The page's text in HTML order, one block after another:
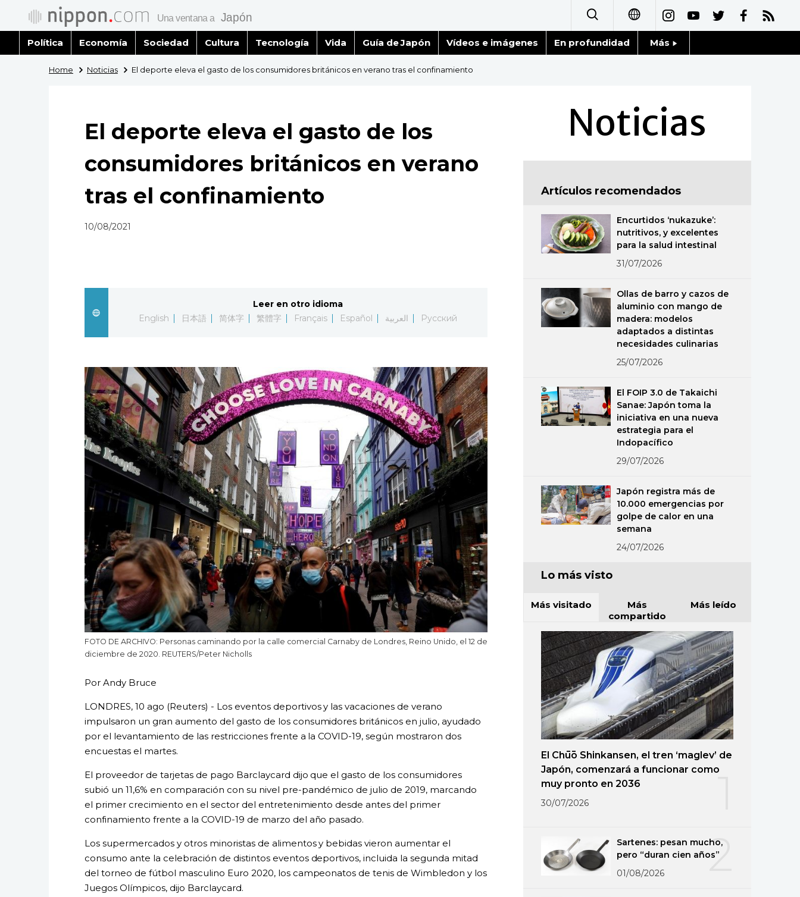
日本語
简体字
繁體字
العربية
Русский
Política Economía Sociedad Cultura Tecnología Vida Guía de Japón Vídeos e imágenes En profundidad Más
Fragmentos de Japón
Gente
Blog
Tokio
Avisos
Home Noticias El deporte eleva el gasto de los consumidores británicos en verano tras el confinamiento
El deporte eleva el gasto de los
consumidores británicos en verano
tras el confinamiento
10/08/2021
Leer en otro idioma
English
日本語 简体字 繁體字 Français Español العربية Русский
FOTO DE ARCHIVO: Personas caminando por la calle comercial Carnaby de Londres, Reino Unido, el 12 de
diciembre de 2020. REUTERS/Peter Nicholls
Por Andy Bruce
LONDRES, 10 ago (Reuters) - Los eventos deportivos y las vacaciones de verano
impulsaron un gran aumento del gasto de los consumidores británicos en julio, ayudado
por el levantamiento de las restricciones frente a la COVID-19, según mostraron dos
encuestas el martes.
El proveedor de tarjetas de pago Barclaycard dijo que el gasto de los consumidores
subió un 11,6% en comparación con su nivel pre-pandémico de julio de 2019, marcando
el primer crecimiento en el sector del entretenimiento desde antes del primer
confinamiento frente a la COVID-19 de marzo del año pasado.
Los supermercados y otros minoristas de alimentos y bebidas vieron aumentar el
consumo ante la celebración de distintos eventos deportivos, incluida la segunda mitad
del torneo de fútbol masculino Euro 2020, los campeonatos de tenis de Wimbledon y los
Juegos Olímpicos, dijo Barclaycard.
Noticias
Artículos recomendados
Encurtidos ‘nukazuke’:
nutritivos, y excelentes
para la salud intestinal
31/07/2026
Ollas de barro y cazos de
aluminio con mango de
madera: modelos
adaptados a distintas
necesidades culinarias
25/07/2026
El FOIP 3.0 de Takaichi
Sanae: Japón toma la
iniciativa en una nueva
estrategia para el
Indopacífico
29/07/2026
Japón registra más de
10.000 emergencias por
golpe de calor en una
semana
24/07/2026
Lo más visto
Más visitado
Más
compartido
Más leído
El Chūō Shinkansen, el tren ‘maglev’ de
Japón, comenzará a funcionar como
muy pronto en 2036
30/07/2026
2
Sartenes: pesan mucho,
pero “duran cien años”
01/08/2026